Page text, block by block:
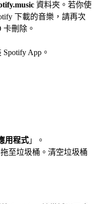
資料夾。若你使
下載的音樂，請再次
刪除。
Spotify App。
用程式 」。
至垃圾桶。清空垃圾桶